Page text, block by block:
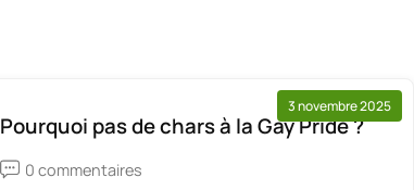
3 novembre 2025
Pourquoi pas de chars à la Gay Pride ?
0 commentaires